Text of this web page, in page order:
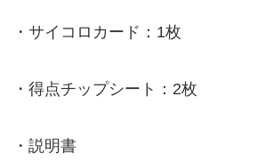
・サイコロカード：1枚
・得点チップシート：2枚
・説明書